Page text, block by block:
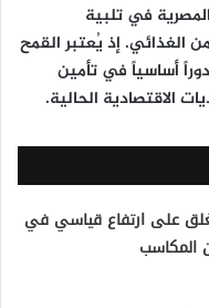
في تلبية
الغذائي. إذ يُعتبر القمح
أساسياً في تأمين
الاقتصادية الحالية.
على ارتفاع قياسي في
المكاسب